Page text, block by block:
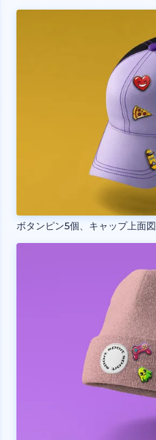
ボタンピン5個、キャップ上面図